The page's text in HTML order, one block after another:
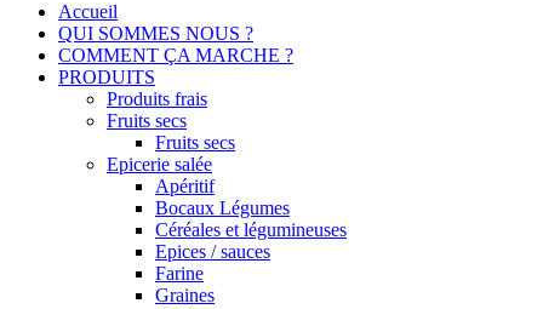
Accueil
QUI SOMMES NOUS ?
COMMENT ÇA MARCHE ?
PRODUITS
Produits frais
Fruits secs
Fruits secs
Epicerie salée
Apéritif
Bocaux Légumes
Céréales et légumineuses
Epices / sauces
Farine
Graines